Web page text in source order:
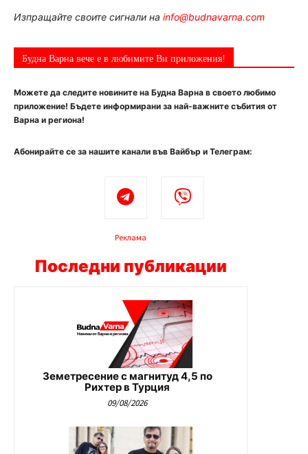
Изпращайте своите сигнали на info@budnavarna.com
Будна Варна вече е в любимите Ви приложения!
Можете да следите новините на Будна Варна в своето любимо
приложение! Бъдете информирани за най-важните събития от
Варна и региона!
Абонирайте се за нашите канали във Вайбър и Телеграм:
Реклама
Последни публикации
Земетресение с магнитуд 4,5 по
Рихтер в Турция
09/08/2026